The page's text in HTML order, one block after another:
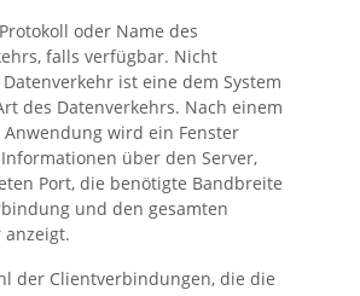
Protokoll oder Name des
falls verfügbar. Nicht
ist eine dem System
des Datenverkehrs. Nach einem
Anwendung wird ein Fenster
über den Server,
Port, die benötigte Bandbreite
und den gesamten
anzeigt.
der Clientverbindungen, die die